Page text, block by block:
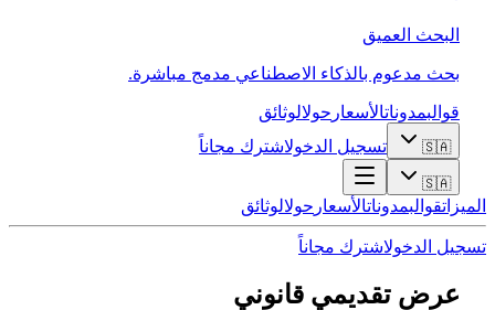
البحث العميق
بحث مدعوم بالذكاء الاصطناعي مدمج مباشرة.
قوالبمدوناتالأسعار حولالوثائق
🇸🇦 تسجيل الدخولاشترك مجاناً
🇸🇦
الميزاتقوالبمدوناتالأسعار حولالوثائق
تسجيل الدخولاشترك مجاناً
عرض تقديمي قانوني